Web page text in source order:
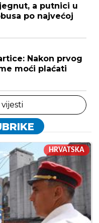
a putnici u
po najvećoj
Nakon prvog
moći plaćati
HRVATSKA